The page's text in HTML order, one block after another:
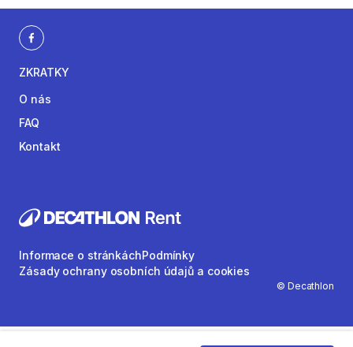
ZKRATKY
O nás
FAQ
Kontakt
© Decathlon
Informace o stránkáchPodmínky
Zásady ochrany osobních údajů a cookies